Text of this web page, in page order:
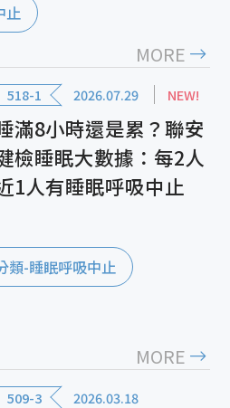
止
MORE
518-1 2026.07.29 NEW!
滿8小時還是累？聯安
檢睡眠大數據：每2人
1人有睡眠呼吸中止
類-睡眠呼吸中止
MORE
509-3 2026.03.18